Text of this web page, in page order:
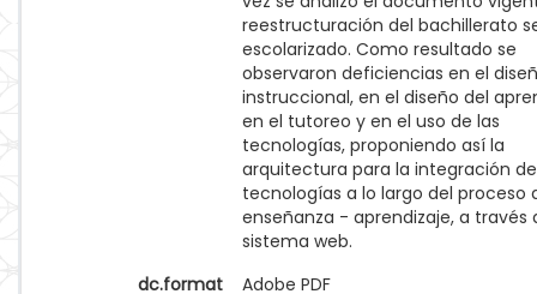
reestructuración del bachillerato
escolarizado. Como resultado se
observaron deficiencias en el
instruccional, en el diseño del
en el tutoreo y en el uso de las
tecnologías, proponiendo así la
arquitectura para la integración
tecnologías a lo largo del proceso
enseñanza - aprendizaje, a través
sistema web.
dc.format
Adobe PDF